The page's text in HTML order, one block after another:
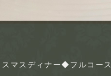
マスディナー◆フルコー